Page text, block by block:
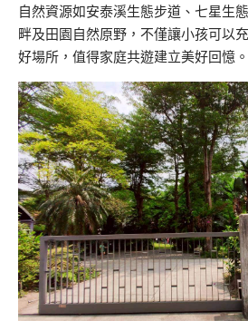
自然資源如安泰溪生態步道、七星生
畔及田園自然原野，不僅讓小孩可以
好場所，值得家庭共遊建立美好回憶。